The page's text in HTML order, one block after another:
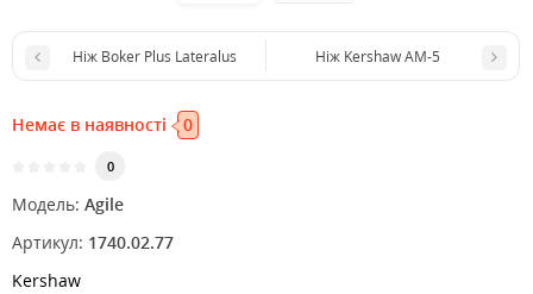
Ніж Boker Plus Lateralus Ніж Kershaw AM-5
Немає в наявності 0
0
Модель: Agile
Артикул: 1740.02.77
Kershaw